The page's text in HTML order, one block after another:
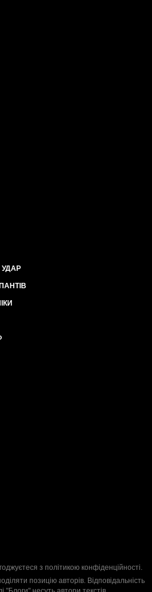
з політикою конфіденційності.
позицію авторів. Відповідальність